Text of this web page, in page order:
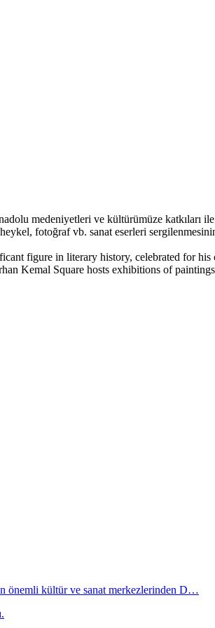
medeniyetleri ve kültürümüze katkıları
fotoğraf vb. sanat eserleri
figure in literary history, celebrated for
Kemal Square hosts exhibitions of
önemli kültür ve sanat merkezlerinden D…